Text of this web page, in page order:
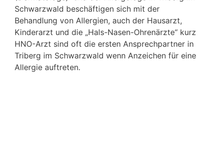
Schwarzwald beschäftigen sich mit der
Behandlung von Allergien, auch der Hausarzt,
Kinderarzt und die „Hals-Nasen-Ohrenärzte“ kurz
HNO-Arzt sind oft die ersten Ansprechpartner in
Triberg im Schwarzwald wenn Anzeichen für eine
Allergie auftreten.